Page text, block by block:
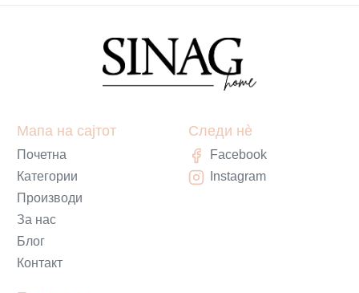
Мапа на сајтот
Почетна
Категории
Производи
За нас
Блог
Контакт
Следи нè
Facebook
Instagram